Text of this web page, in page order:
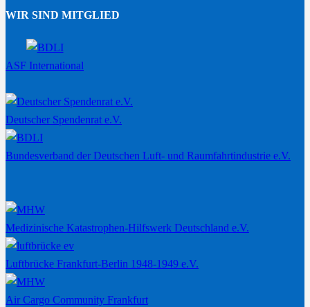
WIR SIND MITGLIED
ASF International
Deutscher Spendenrat e.V.
Bundesverband der Deutschen Luft- und Raumfahrtindustrie e.V.
Medizinische Katastrophen-Hilfswerk Deutschland e.V.
Luftbrücke Frankfurt-Berlin 1948-1949 e.V.
Air Cargo Community Frankfurt